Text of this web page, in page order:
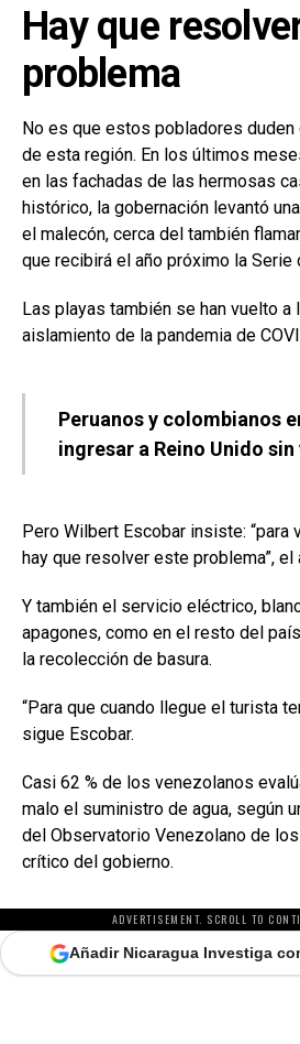
Hay que
problema
No es que estos pobladores duden
de esta región. En los últimos
en las fachadas de las hermosas
histórico, la gobernación levantó
el malecón, cerca del también
que recibirá el año próximo la Serie
Las playas también se han vuelto a
aislamiento de la pandemia de
Peruanos y colombianos
ingresar a Reino Unido sin
Pero Wilbert Escobar insiste:
hay que resolver este problema”, el
Y también el servicio eléctrico,
apagones, como en el resto del
la recolección de basura.
“Para que cuando llegue el turista
sigue Escobar.
Casi 62 % de los venezolanos
malo el suministro de agua, según
del Observatorio Venezolano de
crítico del gobierno.
ADVERTISEMENT. SCROLL TO
Añadir Nicaragua Investiga